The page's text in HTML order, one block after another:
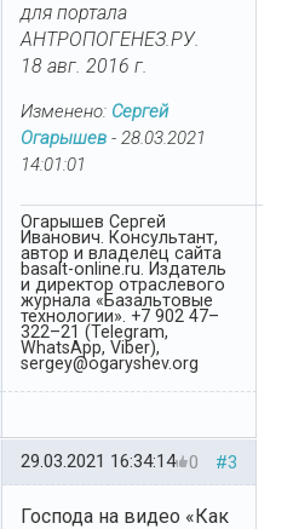
для портала
АНТРОПОГЕНЕЗ.РУ.
18 авг. 2016 г.
Изменено: Сергей
Огарышев - 28.03.2021
14:01:01
Огарышев Сергей
Иванович. Консультант,
автор и владелец сайта
basalt-online.ru. Издатель
и директор отраслевого
журнала «Базальтовые
технологии». +7 902 47–
322–21 (Telegram,
WhatsApp, Viber),
sergey@ogaryshev.org
#3
0
29.03.2021 16:34:14
Господа на видео «Как